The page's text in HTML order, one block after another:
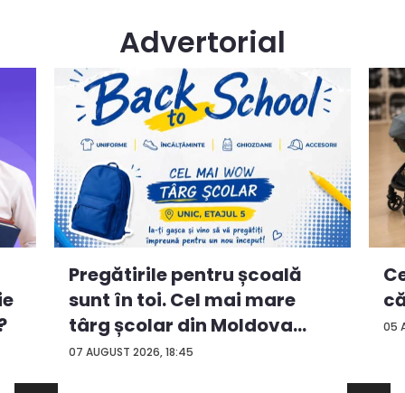
Advertorial
07 AUGUST 2026, 18:45
Pregătirile pentru școală
sunt în toi. Cel mai mare
târg școlar din Moldova
con...
05